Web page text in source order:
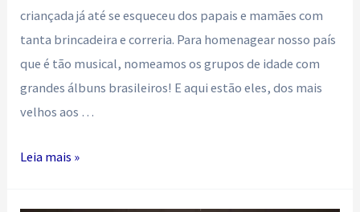
criançada já até se esqueceu dos papais e mamães com
tanta brincadeira e correria. Para homenagear nosso país
que é tão musical, nomeamos os grupos de idade com
grandes álbuns brasileiros! E aqui estão eles, dos mais
velhos aos …
Chegou
Leia mais »